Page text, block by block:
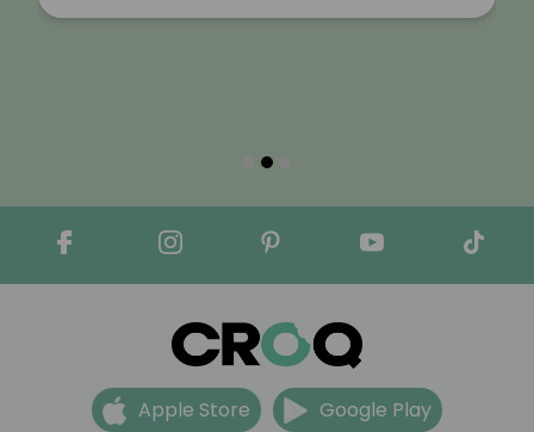
Apple Store Google Play